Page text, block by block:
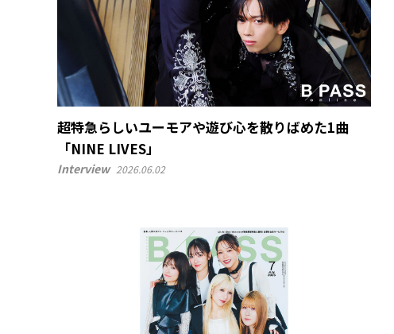
超特急らしいユーモアや遊び心を散りばめた1曲
「NINE LIVES」
Interview 2026.06.02